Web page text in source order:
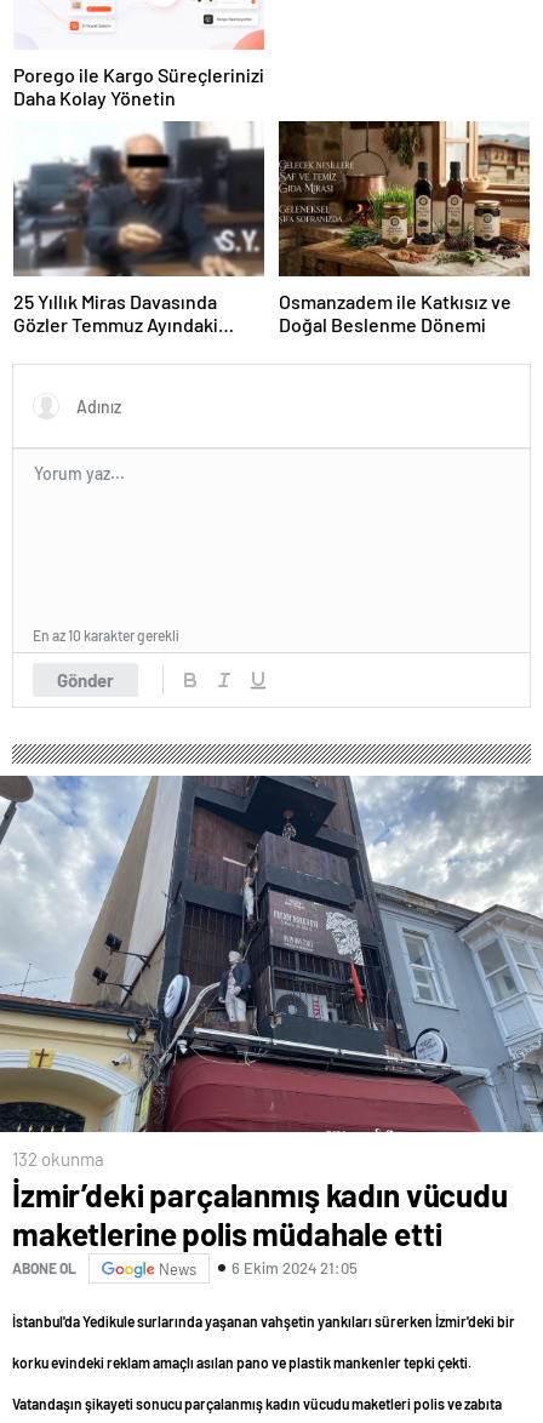
Porego ile Kargo Süreçlerinizi
Daha Kolay Yönetin
25 Yıllık Miras Davasında
Gözler Temmuz Ayındaki
Osmanzadem ile Katkısız ve
Doğal Beslenme Dönemi
Gönder
En az 10 karakter gerekli
132 okunma
İzmir’deki parçalanmış kadın vücudu
maketlerine polis müdahale etti
ABONE OL News 6 Ekim 2024 21:05
İstanbul'da ­Yedikule surlarında yaşanan vahşetin yankıları sürerken İzmir'deki bir
korku evindeki reklam amaçlı asılan pano ve plastik mankenler tepki çekti.
Vatandaşın şikayeti sonucu parçalanmış kadın vücudu maketleri polis ve zabıta